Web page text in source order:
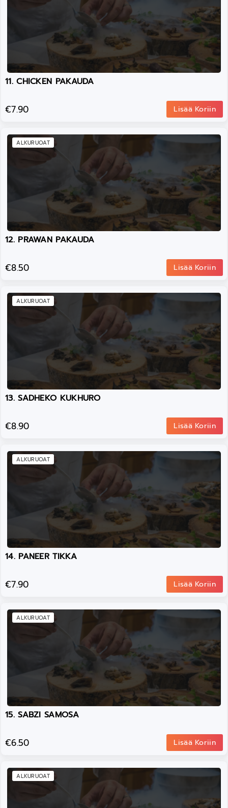
11. CHICKEN PAKAUDA
€7.90 Lisää Koriin
ALKURUOAT
12. PRAWAN PAKAUDA
€8.50 Lisää Koriin
ALKURUOAT
13. SADHEKO KUKHURO
€8.90 Lisää Koriin
ALKURUOAT
14. PANEER TIKKA
€7.90 Lisää Koriin
ALKURUOAT
15. SABZI SAMOSA
€6.50 Lisää Koriin
ALKURUOAT